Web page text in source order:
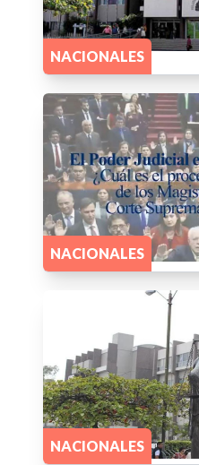
NACIONALES
NACIONALES
NACIONALES